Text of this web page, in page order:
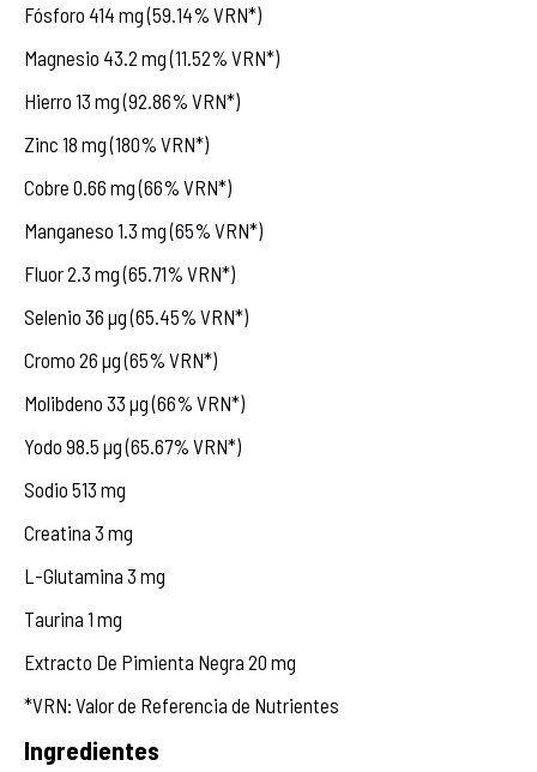
Fósforo 414 mg (59.14% VRN*)
Magnesio 43.2 mg (11.52% VRN*)
Hierro 13 mg (92.86% VRN*)
Zinc 18 mg (180% VRN*)
Cobre 0.66 mg (66% VRN*)
Manganeso 1.3 mg (65% VRN*)
Fluor 2.3 mg (65.71% VRN*)
Selenio 36 µg (65.45% VRN*)
Cromo 26 µg (65% VRN*)
Molibdeno 33 µg (66% VRN*)
Yodo 98.5 µg (65.67% VRN*)
Sodio 513 mg
Creatina 3 mg
L-Glutamina 3 mg
Taurina 1 mg
Extracto De Pimienta Negra 20 mg
*VRN: Valor de Referencia de Nutrientes
Ingredientes